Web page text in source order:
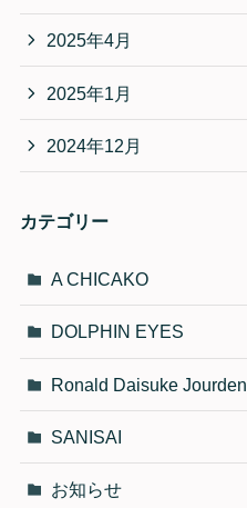
2025年4月
2025年1月
2024年12月
カテゴリー
A CHICAKO
DOLPHIN EYES
Ronald Daisuke Jourden
SANISAI
お知らせ